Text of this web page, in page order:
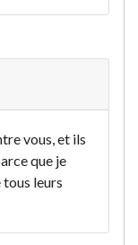
vous, et ils
que je
leurs